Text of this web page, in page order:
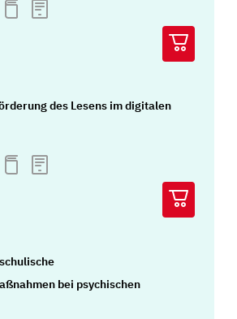
des Lesens im digitalen
bei psychischen